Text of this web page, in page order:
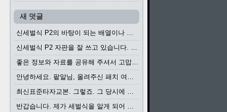
새 덧글
신세벌식 P2의 바탕이 되는 배열이나 주요 기능...
신세벌식 P2 자판을 잘 쓰고 있습니다. 쓰기 편리...
좋은 정보와 자료를 공유해 주셔서 고맙습니다....
안녕하세요. 팥알님, 올려주신 패치 여러모로 감사...
최신표준타자교본. 그렇죠. 그 당시에 최신 표준...
반갑습니다. 제가 세벌식을 알게 되어 세벌식 써...